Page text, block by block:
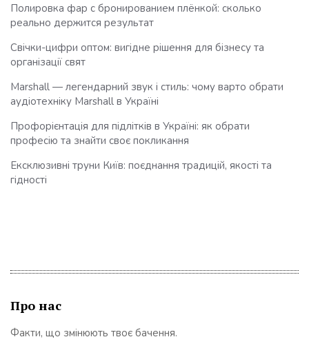
Полировка фар с бронированием плёнкой: сколько
реально держится результат
Свічки-цифри оптом: вигідне рішення для бізнесу та
організації свят
Marshall — легендарний звук і стиль: чому варто обрати
аудіотехніку Marshall в Україні
Профорієнтація для підлітків в Україні: як обрати
професію та знайти своє покликання
Ексклюзивні труни Київ: поєднання традицій, якості та
гідності
Про нас
Факти, що змінюють твоє бачення.